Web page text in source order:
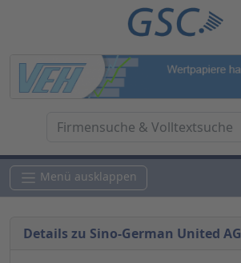
Menü ausklappen
Details zu Sino-German United AG